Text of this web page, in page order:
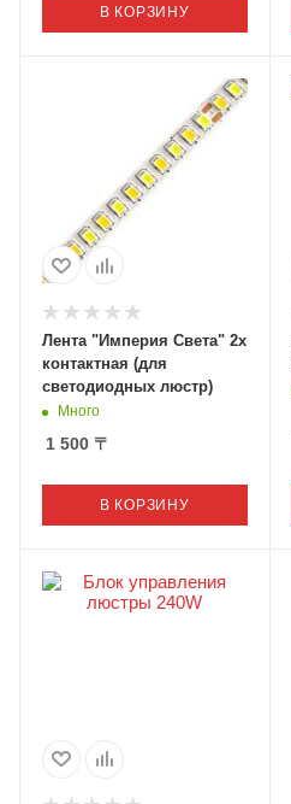
В КОРЗИНУ
Лента "Империя Света" 2х
контактная (для
светодиодных люстр)
Много
1 500 〒
В КОРЗИНУ